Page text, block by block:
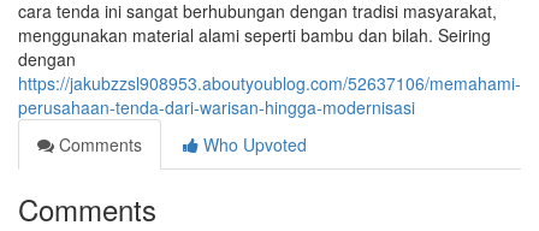
cara tenda ini sangat berhubungan dengan tradisi masyarakat,
menggunakan material alami seperti bambu dan bilah. Seiring
dengan
https://jakubzzsl908953.aboutyoublog.com/52637106/memahami-
perusahaan-tenda-dari-warisan-hingga-modernisasi
Comments
Who Upvoted
Comments